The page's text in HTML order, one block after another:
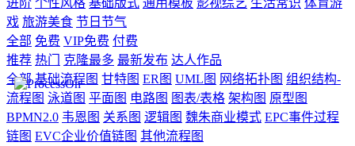
进阶 个性风格 基础版式 通用模板 影视综艺 生活常识 体育游
戏 旅游美食 节日节气
全部 免费 VIP免费 付费
推荐 热门 克隆最多 最新发布 达人作品
全部 基础流程图 甘特图 ER图 UML图 网络拓扑图 组织结构-
流程图 泳道图 平面图 电路图 图表/表格 架构图 原型图
BPMN2.0 韦恩图 关系图 逻辑图 魏朱商业模式 EPC事件过程
链图 EVC企业价值链图 其他流程图